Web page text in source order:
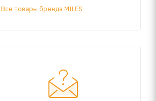
Все товары бренда MILES